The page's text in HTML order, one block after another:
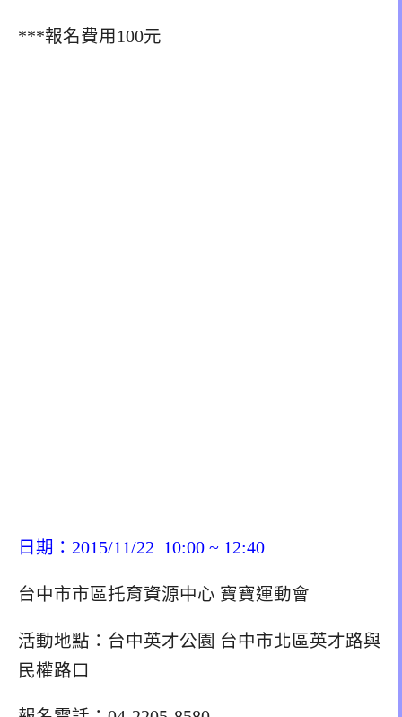
***報名費用100元
日期：2015/11/22 10:00 ~ 12:40
台中市市區托育資源中心 寶寶運動會
活動地點：台中英才公園 台中市北區英才路與
民權路口